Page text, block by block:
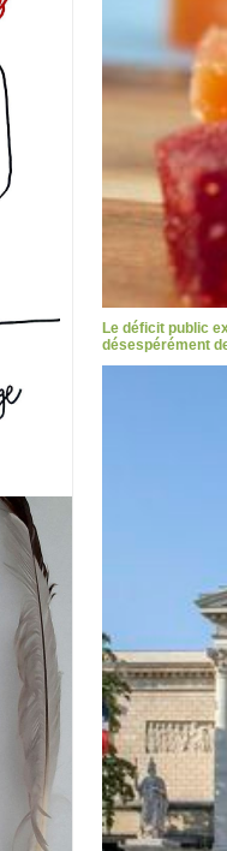
Le déficit public
désespérément